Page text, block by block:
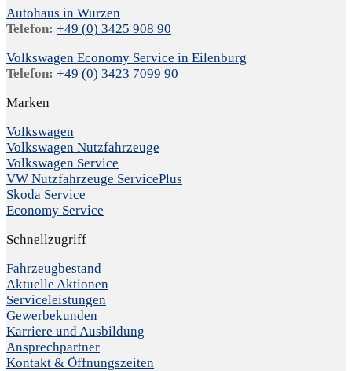
Autohaus in Wurzen
Telefon: +49 (0) 3425 908 90
Volkswagen Economy Service in Eilenburg
Telefon: +49 (0) 3423 7099 90
Marken
Volkswagen
Volkswagen Nutzfahrzeuge
Volkswagen Service
VW Nutzfahrzeuge ServicePlus
Skoda Service
Economy Service
Schnellzugriff
Fahrzeugbestand
Aktuelle Aktionen
Serviceleistungen
Gewerbekunden
Karriere und Ausbildung
Ansprechpartner
Kontakt & Öffnungszeiten